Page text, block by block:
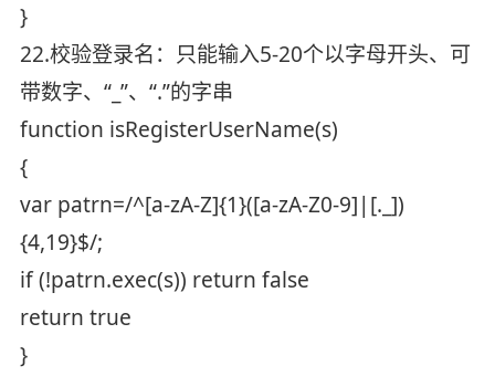
}
22.校验登录名：只能输入5-20个以字母开头、可
带数字、“_”、“.”的字串
function isRegisterUserName(s)
{
var patrn=/^[a-zA-Z]{1}([a-zA-Z0-9]|[._])
{4,19}$/;
if (!patrn.exec(s)) return false
return true
}